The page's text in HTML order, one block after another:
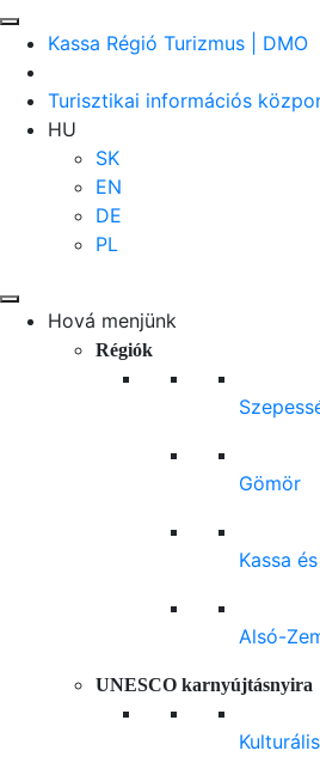
Kassa Régió Turizmus | DMO
Turisztikai információs
HU
SK
EN
DE
PL
Hová menjünk
Régiók
Gömör
Kassa
Alsó-
UNESCO karnyújtásnyira